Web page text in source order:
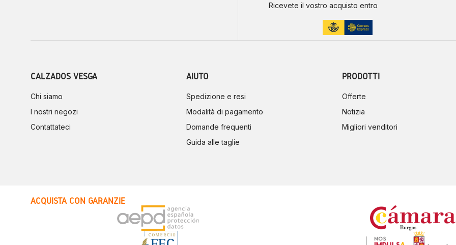
Ricevete il vostro acquisto entro
CALZADOS VESGA
Chi siamo
I nostri negozi
Contattateci
AIUTO
Spedizione e resi
Modalità di pagamento
Domande frequenti
Guida alle taglie
PRODOTTI
Offerte
Notizia
Migliori venditori
ACQUISTA CON GARANZIE